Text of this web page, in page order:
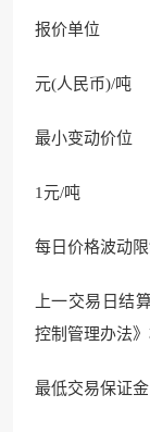
报价单位
元(人民币)/吨
最小变动价位
1元/吨
每日价格波动限
上一交易日结
控制管理办法
最低交易保证金